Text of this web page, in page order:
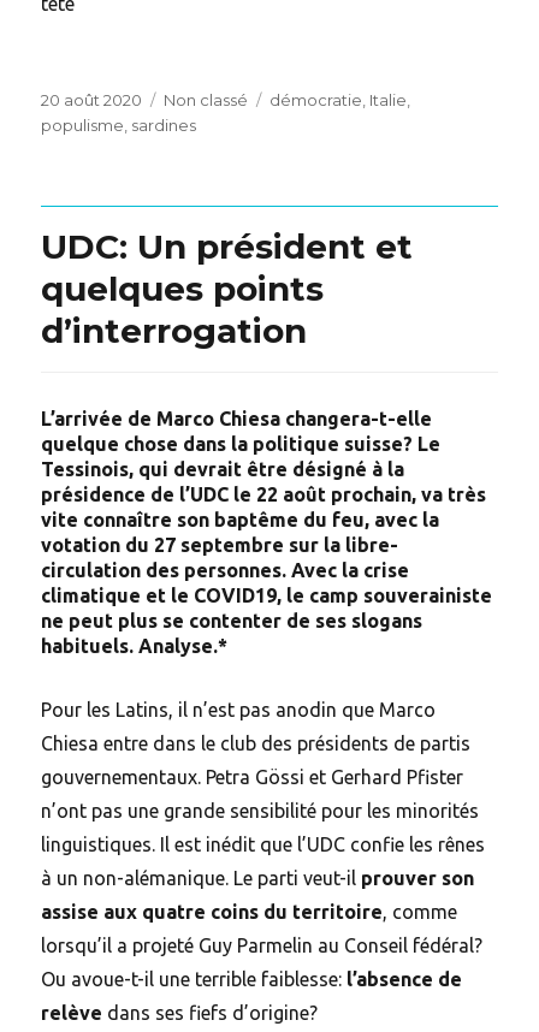
Posted
on
20 août 2020 Categories
Non classé Tags
démocratie, Italie,
populisme, sardines
UDC: Un président et
quelques points
d’interrogation
L’arrivée de Marco Chiesa changera-t-elle
quelque chose dans la politique suisse? Le
Tessinois, qui devrait être désigné à la
présidence de l’UDC le 22 août prochain, va très
vite connaître son baptême du feu, avec la
votation du 27 septembre sur la libre-
circulation des personnes. Avec la crise
climatique et le COVID19, le camp souverainiste
ne peut plus se contenter de ses slogans
habituels. Analyse.*
Pour les Latins, il n’est pas anodin que Marco
Chiesa entre dans le club des présidents de partis
gouvernementaux. Petra Gössi et Gerhard Pfister
n’ont pas une grande sensibilité pour les minorités
linguistiques. Il est inédit que l’UDC confie les rênes
à un non-alémanique. Le parti veut-il prouver son
assise aux quatre coins du territoire, comme
lorsqu’il a projeté Guy Parmelin au Conseil fédéral?
Ou avoue-t-il une terrible faiblesse: l’absence de
relève dans ses fiefs d’origine?